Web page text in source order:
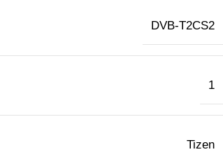
DVB-T2CS2
1
Tizen